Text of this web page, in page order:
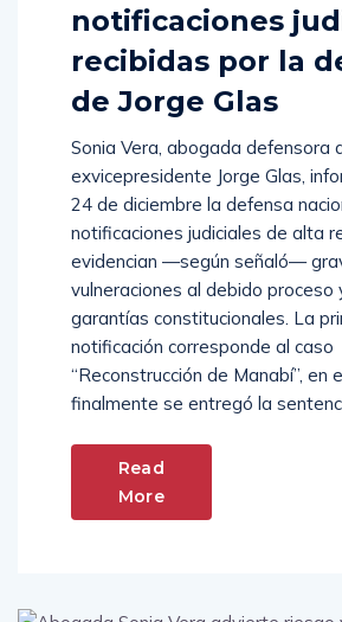
notificaciones
recibidas por la
de Jorge Glas
Sonia Vera, abogada defensora
exvicepresidente Jorge Glas,
24 de diciembre la defensa
notificaciones judiciales de alta
evidencian —según señaló—
vulneraciones al debido proceso
garantías constitucionales. La
notificación corresponde al caso
“Reconstrucción de Manabí”, en
finalmente se entregó la
Read
More